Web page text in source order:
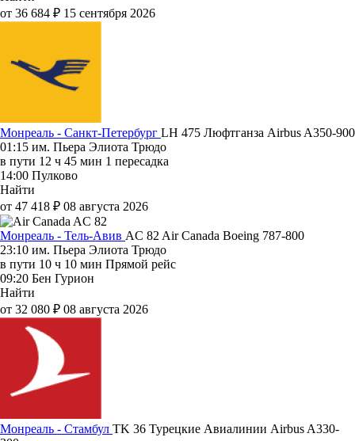
от 36 684 ₽ 15 сентября 2026
Монреаль - Санкт-Петербург LH 475 Люфтганза Airbus A350-900
01:15 им. Пьера Элиота Трюдо
в пути 12 ч 45 мин 1 пересадка
14:00 Пулково
Найти
от 47 418 ₽ 08 августа 2026
Монреаль - Тель-Авив AC 82 Air Canada Boeing 787-800
23:10 им. Пьера Элиота Трюдо
в пути 10 ч 10 мин Прямой рейс
09:20 Бен Гурион
Найти
от 32 080 ₽ 08 августа 2026
Монреаль - Стамбул TK 36 Турецкие Авиалинии Airbus A330-